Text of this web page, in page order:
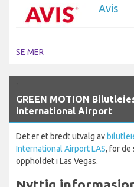
Avis
SE MER
GREEN MOTION
International Airport
Det er et bredt utvalg av
International Airport LAS, for de
oppholdet i Las Vegas.